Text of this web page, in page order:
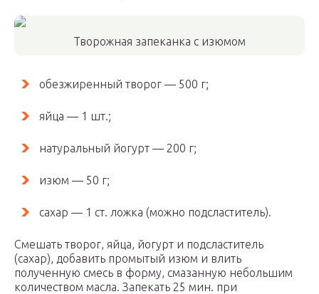
Творожная запеканка с изюмом
обезжиренный творог — 500 г;
яйца — 1 шт.;
натуральный йогурт — 200 г;
изюм — 50 г;
сахар — 1 ст. ложка (можно подсластитель).
Смешать творог, яйца, йогурт и подсластитель
(сахар), добавить промытый изюм и влить
полученную смесь в форму, смазанную небольшим
количеством масла. Запекать 25 мин. при